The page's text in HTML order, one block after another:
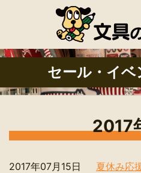
セール・イベ
2017
夏休み応
2017年07月15日